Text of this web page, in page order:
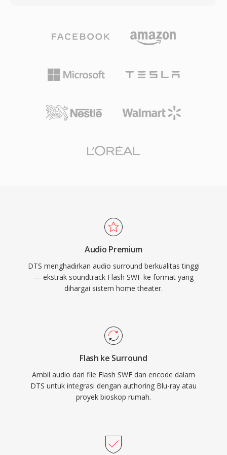
progresif, memungkinkan konten mulai diputar
sebelum seluruh file diunduh. Adobe Flash
dari 98% komputer desktop yang terhubung
tertandingi untuk konten web interaktif. Format
ini berevolusi untuk mendukung pemutaran
3D, dan koneksi soket untuk aplikasi real-time.
memungkinkan akses berkelanjutan ke era
pemodelan psikoakustik yang agresif, DTS
untuk setiap channel, mempertahankan detail
spasial dan dinamika tingkat rendah yang lebih
menggunakan sub-band ADPCM yang
perseptual. Varian yang diperluas, DTS-HD
receiver, konsol game, dan sistem
infotainment otomotif, serta error
concealment yang kuat yang menutupi
gangguan kecil disc atau stream. Bagi siapa
pun yang bekerja dengan konten surround
sound yang ditujukan untuk media fisik atau
Audio Premium
DTS menghadirkan audio surround berkualitas tinggi
— ekstrak soundtrack Flash SWF ke format yang
dihargai sistem home theater.
Flash ke Surround
Ambil audio dari file Flash SWF dan encode dalam
DTS untuk integrasi dengan authoring Blu-ray atau
proyek bioskop rumah.